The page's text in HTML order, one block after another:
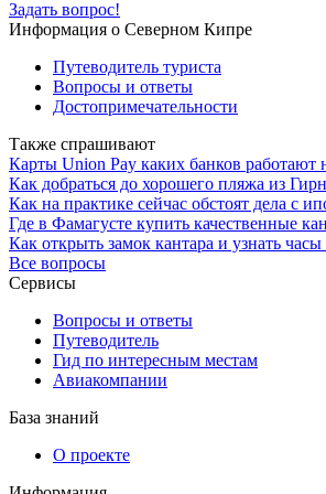
Задать вопрос!
Информация о Северном Кипре
Путеводитель туриста
Вопросы и ответы
Достопримечательности
Также спрашивают
Карты Union Pay каких банков
Как добраться до хорошего пляжа из
Как на практике сейчас обстоят дела с
Где в Фамагусте купить качественные
Как открыть замок кантара и узнать
Все вопросы
Сервисы
Вопросы и ответы
Путеводитель
Гид по интересным местам
Авиакомпании
База знаний
О проекте